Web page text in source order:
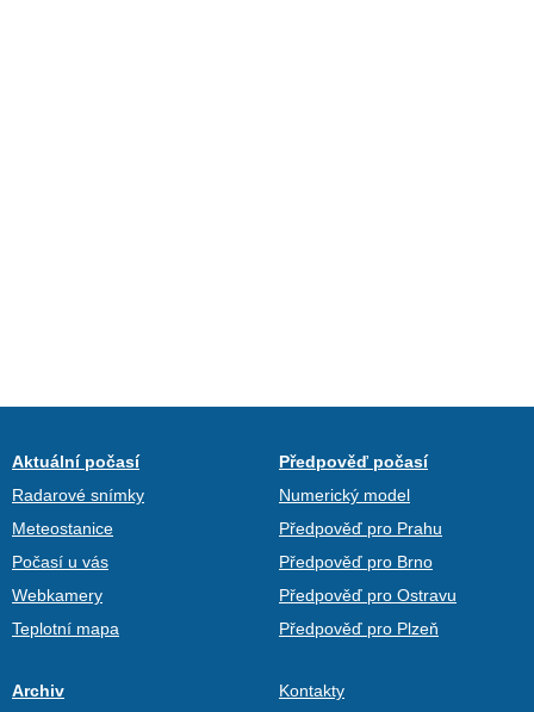
Aktuální počasí
Radarové snímky
Meteostanice
Počasí u vás
Webkamery
Teplotní mapa
Předpověď počasí
Numerický model
Předpověď pro Prahu
Předpověď pro Brno
Předpověď pro Ostravu
Předpověď pro Plzeň
Archiv
Kontakty